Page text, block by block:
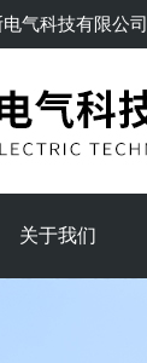
气科技有限公司
关于我们